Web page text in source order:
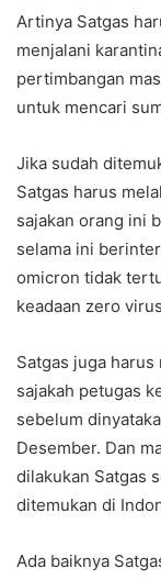
Artinya Satgas
menjalani
pertimbangan
untuk mencari
Jika sudah
Satgas harus
sajakan orang ini
selama ini
omicron tidak
keadaan zero
Satgas juga
sajakah petugas
sebelum
Desember. Dan
dilakukan Satgas
ditemukan di
Ada baiknya